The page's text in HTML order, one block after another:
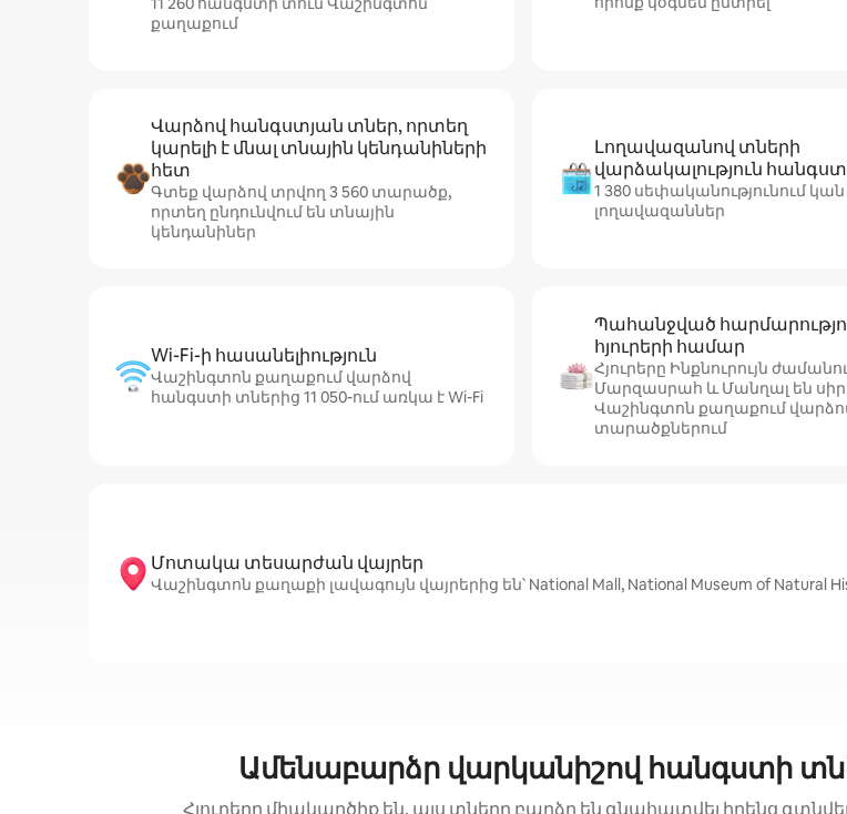
քաղաքում
Վարձով հանգստյան տներ, որտեղ
կարելի է մնալ տնային կենդանիների
հետ
Գտեք վարձով տրվող 3 560 տարածք,
որտեղ ընդունվում են տնային
կենդանիներ
Լողավազանով տների
վարձակալություն
1 380 սեփականությունում կան
լողավազաններ
Wi-Fi-ի հասանելիություն
Վաշինգտոն քաղաքում վարձով
հանգստի տներից 11 050-ում առկա է Wi-Fi
Պահանջված
հյուրերի համար
Հյուրերը Ինքնուրույն
Մարզասրահ և Մանղալ են
Վաշինգտոն քաղաքում
տարածքներում
Մոտակա տեսարժան վայրեր
Վաշինգտոն քաղաքի լավագույն վայրերից են՝ National Mall, National Museum of Natural
Ամենաբարձր վարկանիշով հանգստի
Հյուրերը միակարծիք են. այս տները բարձր են գնահատվել իրենց